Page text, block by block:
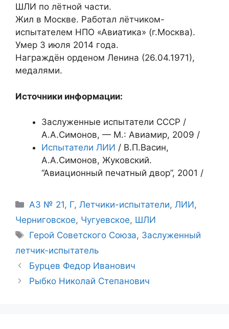
ШЛИ по лётной части.
Жил в Москве. Работал лётчиком-
испытателем НПО «Авиатика» (г.Москва).
Умер 3 июля 2014 года.
Награждён орденом Ленина (26.04.1971),
медалями.
Источники информации:
Заслуженные испытатели СССР /
А.А.Симонов, — М.: Авиамир, 2009 /
Испытатели ЛИИ / В.П.Васин,
А.А.Симонов, Жуковский.
“Авиационный печатный двор”, 2001 /
Рубрики
АЗ № 21, Г,Летчики-испытатели,ЛИИ,
Черниговское, Чугуевское, ШЛИ
Метки
Герой Советского Союза, Заслуженный
летчик-испытатель
Бурцев Федор Иванович
Рыбко Николай Степанович